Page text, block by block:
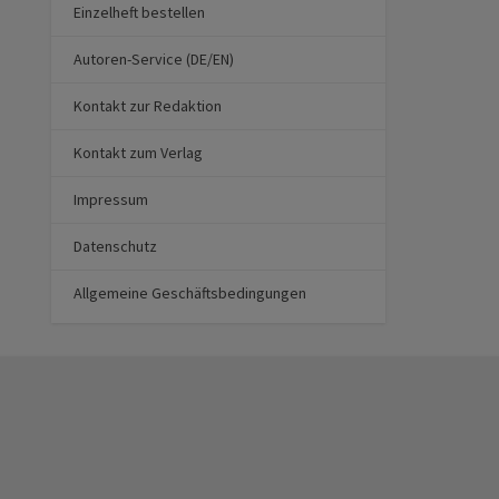
Einzelheft bestellen
Autoren-Service (DE/EN)
Kontakt zur Redaktion
Kontakt zum Verlag
Impressum
Datenschutz
Allgemeine Geschäftsbedingungen